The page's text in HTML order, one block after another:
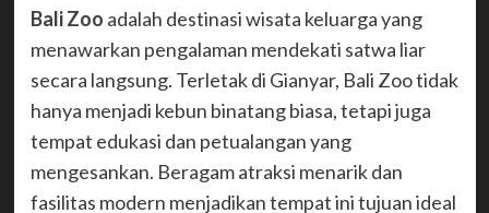
Bali Zoo adalah destinasi wisata keluarga yang
menawarkan pengalaman mendekati satwa liar
secara langsung. Terletak di Gianyar, Bali Zoo tidak
hanya menjadi kebun binatang biasa, tetapi juga
tempat edukasi dan petualangan yang
mengesankan. Beragam atraksi menarik dan
fasilitas modern menjadikan tempat ini tujuan ideal